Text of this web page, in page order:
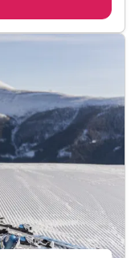
Region
Hotel